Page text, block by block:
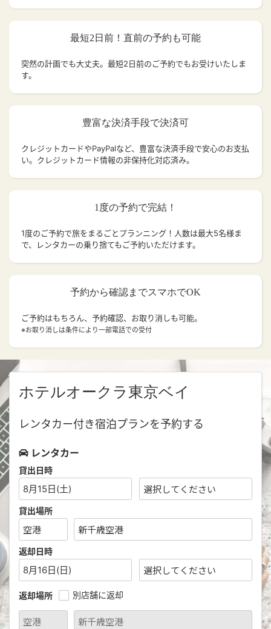
最短2日前！直前の予約も可能
突然の計画でも大丈夫。 最短2日前のご予約でもお受けいたしま
す。
豊富な決済手段で決済可
クレジットカードやPayPalなど、豊富な決済手段で安心のお支払
い。クレジットカード情報の非保持化対応済み。
1度の予約で完結！
1度のご予約で旅をまるごとプランニング！人数は最大5名様ま
で、レンタカーの乗り捨てもご予約いただけます。
予約から確認までスマホでOK
ご予約はもちろん、予約確認、お取り消しも可能。
※お取り消しは条件により一部電話での受付
ホテルオークラ東京ベイ
レンタカー付き宿泊プランを予約する
レンタカー
貸出日時
8月15日(土)
貸出場所
返却日時
8月16日(日)
返却場所 別店舗に返却